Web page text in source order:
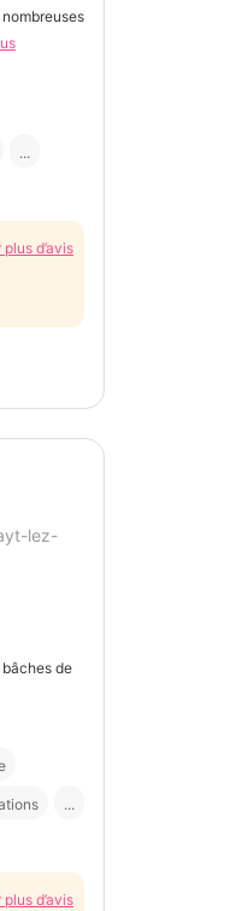
...
plus d’avis
lez-
de
...
plus d’avis